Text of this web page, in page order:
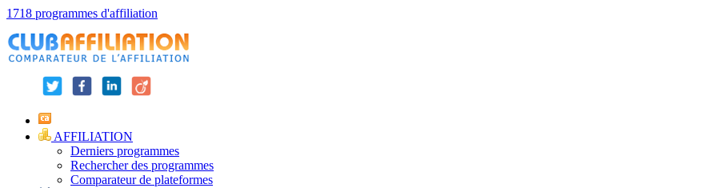
1718 programmes d'affiliation
AFFILIATION
Derniers programmes
Rechercher des programmes
Comparateur de plateformes